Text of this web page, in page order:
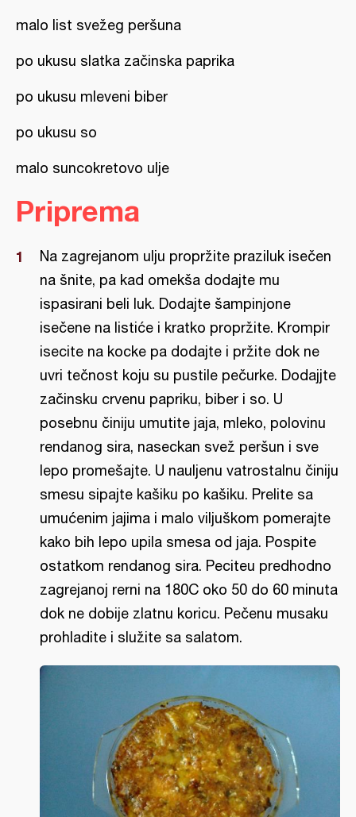
malo list svežeg peršuna
po ukusu slatka začinska paprika
po ukusu mleveni biber
po ukusu so
malo suncokretovo ulje
Priprema
Na zagrejanom ulju propržite praziluk isečen
na šnite, pa kad omekša dodajte mu
ispasirani beli luk. Dodajte šampinjone
isečene na listiće i kratko propržite. Krompir
isecite na kocke pa dodajte i pržite dok ne
uvri tečnost koju su pustile pečurke. Dodajjte
začinsku crvenu papriku, biber i so. U
posebnu činiju umutite jaja, mleko, polovinu
rendanog sira, naseckan svež peršun i sve
lepo promešajte. U nauljenu vatrostalnu činiju
smesu sipajte kašiku po kašiku. Prelite sa
umućenim jajima i malo viljuškom pomerajte
kako bih lepo upila smesa od jaja. Pospite
ostatkom rendanog sira. Peciteu predhodno
zagrejanoj rerni na 180C oko 50 do 60 minuta
dok ne dobije zlatnu koricu. Pečenu musaku
prohladite i služite sa salatom.